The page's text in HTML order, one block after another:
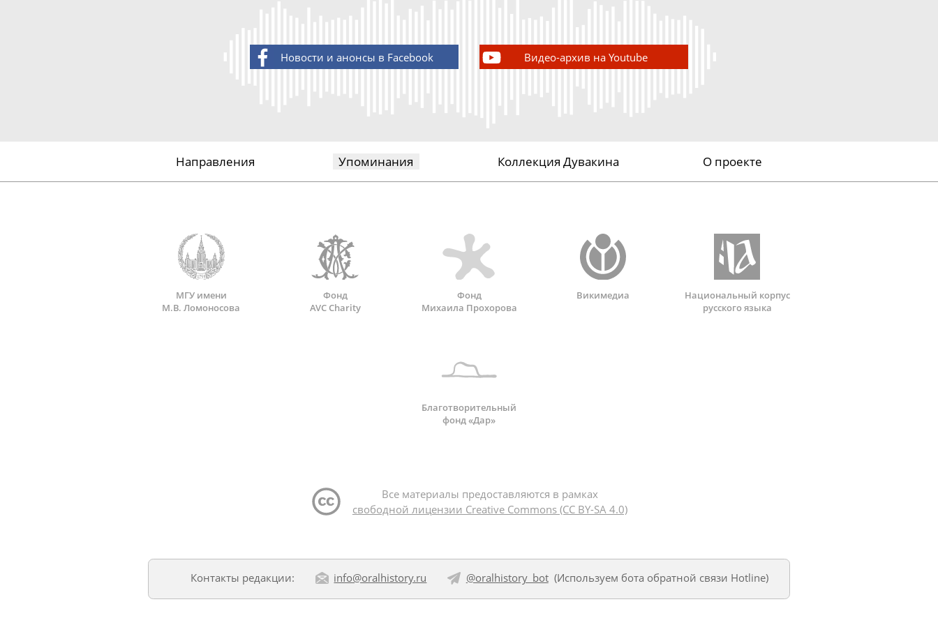
Новости и анонсы в Facebook Видео-архив на Youtube
Направления Упоминания Коллекция Дувакина О проекте
МГУ имени
М.В. Ломоносова
Фонд
AVC Charity
Фонд
Михаила Прохорова
Викимедиа
Национальный корпус
русского языка
Благотворительный
фонд «Дар»
Все материалы предоставляются в рамках
свободной лицензии Creative Commons (CC BY-SA 4.0)
Контакты редакции: info@oralhistory.ru @oralhistory_bot(Используем бота обратной связи Hotline)